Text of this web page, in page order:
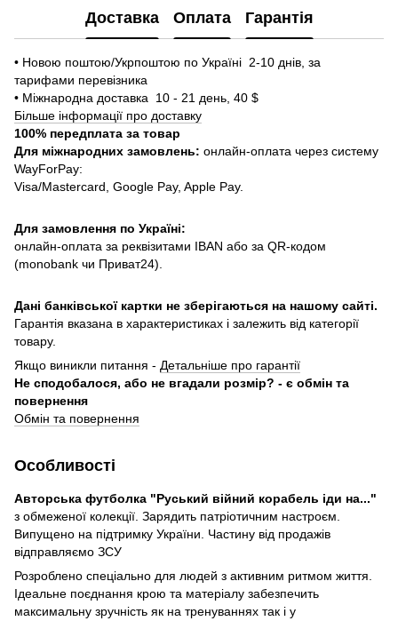
Доставка Оплата Гарантія
• Новою поштою/Укрпоштою по Україні 2-10 днів, за
тарифами перевізника
• Міжнародна доставка 10 - 21 день, 40 $
Більше інформації про доставку
100% передплата за товар
Для міжнародних замовлень: онлайн-оплата через систему
WayForPay:
Visa/Mastercard, Google Pay, Apple Pay.
Для замовлення по Україні:
онлайн-оплата за реквізитами IBAN або за QR-кодом
(monobank чи Приват24).
Дані банківської картки не зберігаються на нашому сайті.
Гарантія вказана в характеристиках і залежить від категорії
товару.
Якщо виникли питання - Детальніше про гарантії
Не сподобалося, або не вгадали розмір? - є обмін та
повернення
Обмін та повернення
Особливості
Авторська футболка "Руський війний корабель іди на..."
з обмеженої колекції. Зарядить патріотичним настроєм.
Випущено на підтримку України. Частину від продажів
відправляємо ЗСУ
Розроблено спеціально для людей з активним ритмом життя.
Ідеальне поєднання крою та матеріалу забезпечить
максимальну зручність як на тренуваннях так і у